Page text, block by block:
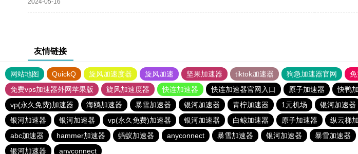
2024-05-16
友情链接
网站地图 QuickQ 旋风加速度器 旋风加速 坚果加速器 tiktok加速器 狗急加速器官网
免费vps加速器外网苹果版
旋风加速度器 快连加速器 快连加速器官网入口 原子加速器 快鸭
vp(永久免费)加速器
海鸥加速器 暴雪加速器 银河加速器 青柠加速器 1元机场 银河加速器
银河加速器
银河加速器 vp(永久免费)加速器 银河加速器 白鲸加速器 原子加速器 纵云梯
abc加速器
hammer加速器 蚂蚁加速器 anyconnect 暴雪加速器 银河加速器 暴雪加速器
银河加速器
anyconnect